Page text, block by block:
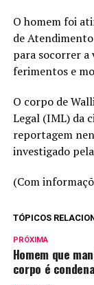
O homem foi
de
para socorrer a
ferimentos e
O corpo de
Legal (IML) da
reportagem
investigado
(Com
TÓPICOS
PRÓXIMA
Homem que
corpo é